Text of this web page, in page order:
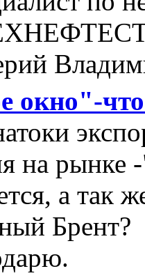
окно"-что
на
а так
Брент?